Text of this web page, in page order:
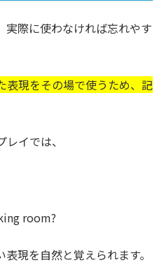
実際に使わなければ忘れやす
表現をその場で使うため、記
イでは、
room?
現を自然と覚えられます。